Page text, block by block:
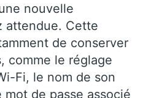
nouvelle
attendue. Cette
de conserver
comme le réglage
Fi, le nom de son
de passe associé